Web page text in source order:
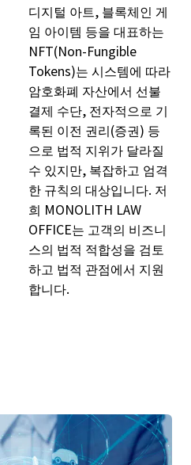
디지털 아트, 블록체인 게
임 아이템 등을 대표하는
NFT(Non-Fungible
Tokens)는 시스템에 따라
암호화폐 자산에서 선불
결제 수단, 전자적으로 기
록된 이전 권리(증권) 등
으로 법적 지위가 달라질
수 있지만, 복잡하고 엄격
한 규칙의 대상입니다. 저
희 MONOLITH LAW
OFFICE는 고객의 비즈니
스의 법적 적합성을 검토
하고 법적 관점에서 지원
합니다.